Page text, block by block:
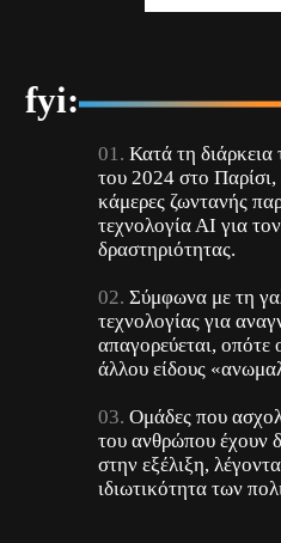
fyi:
Κατά τη
του 2024 στο
κάμερες ζωντανής
τεχνολογία ΑΙ για
δραστηριότητας.
Σύμφωνα με τη
τεχνολογίας για
απαγορεύεται, οπότε
άλλου είδους
Ομάδες που
του ανθρώπου έχουν
στην εξέλιξη,
ιδιωτικότητα των